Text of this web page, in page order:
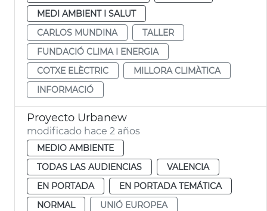
MEDI AMBIENT I SALUT
CARLOS MUNDINA
TALLER
FUNDACIÓ CLIMA I ENERGIA
COTXE ELÈCTRIC
MILLORA CLIMÀTICA
INFORMACIÓ
Proyecto Urbanew
modificado hace 2 años
MEDIO AMBIENTE
TODAS LAS AUDIENCIAS
VALENCIA
EN PORTADA
EN PORTADA TEMÁTICA
NORMAL
UNIÓ EUROPEA